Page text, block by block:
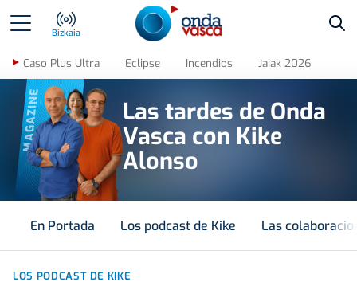
Bizkaia
Caso Plus Ultra Eclipse Incendios Jaiak 2026
MAGAZINE
Las tardes de Onda
Vasca con Kike
Alonso
En Portada Los podcast de Kike Las
LOS PODCAST DE KIKE